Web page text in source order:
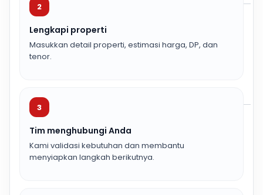
2
Lengkapi properti
Masukkan detail properti, estimasi harga, DP, dan
tenor.
3
Tim menghubungi Anda
Kami validasi kebutuhan dan membantu
menyiapkan langkah berikutnya.